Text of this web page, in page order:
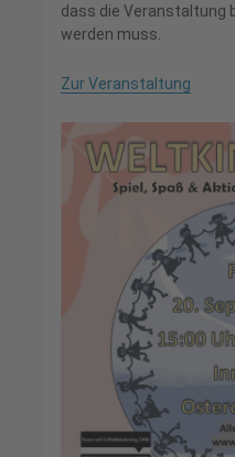
dass die Veranstaltung
werden muss.
Zur Veranstaltung